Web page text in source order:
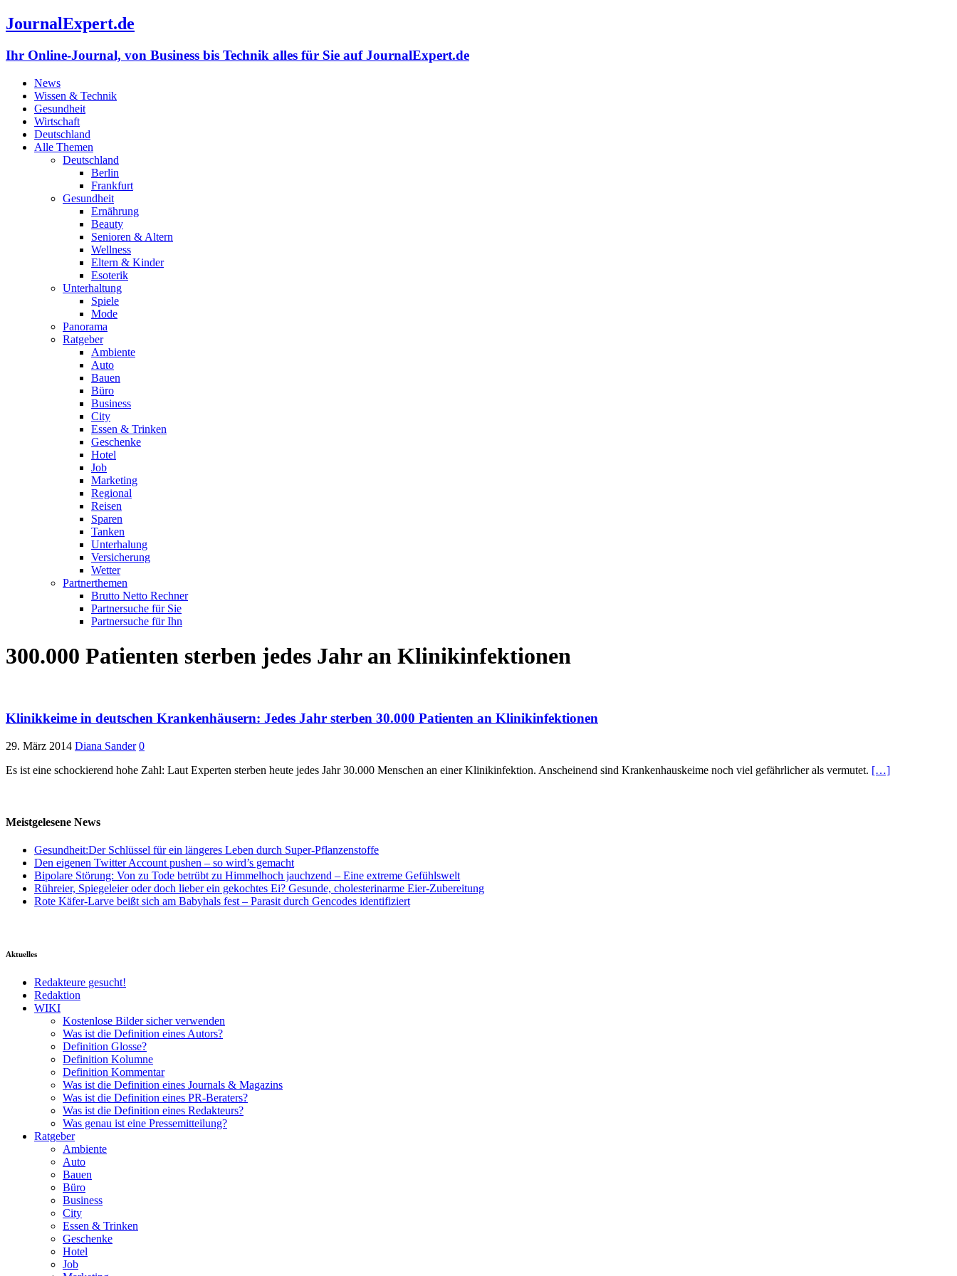
JournalExpert.de
Ihr Online-Journal, von Business bis Technik alles für Sie auf JournalExpert.de
News
Wissen & Technik
Gesundheit
Wirtschaft
Deutschland
Alle Themen
Deutschland
Berlin
Frankfurt
Gesundheit
Ernährung
Beauty
Senioren & Altern
Wellness
Eltern & Kinder
Esoterik
Unterhaltung
Spiele
Mode
Panorama
Ratgeber
Ambiente
Auto
Bauen
Büro
Business
City
Essen & Trinken
Geschenke
Hotel
Job
Marketing
Regional
Reisen
Sparen
Tanken
Unterhalung
Versicherung
Wetter
Partnerthemen
Brutto Netto Rechner
Partnersuche für Sie
Partnersuche für Ihn
300.000 Patienten sterben jedes Jahr an Klinikinfektionen
Klinikkeime in deutschen Krankenhäusern: Jedes Jahr sterben 30.000 Patienten an Klinikinfektionen
29. März 2014 Diana Sander 0
Es ist eine schockierend hohe Zahl: Laut Experten sterben heute jedes Jahr 30.000 Menschen an einer Klinikinfektion. Anscheinend sind Krankenhauskeime noch viel gefährlicher als vermutet. […]
Meistgelesene News
Gesundheit:Der Schlüssel für ein längeres Leben durch Super-Pflanzenstoffe
Den eigenen Twitter Account pushen – so wird’s gemacht
Bipolare Störung: Von zu Tode betrübt zu Himmelhoch jauchzend – Eine extreme Gefühlswelt
Rühreier, Spiegeleier oder doch lieber ein gekochtes Ei? Gesunde, cholesterinarme Eier-Zubereitung
Rote Käfer-Larve beißt sich am Babyhals fest – Parasit durch Gencodes identifiziert
Aktuelles
Redakteure gesucht!
Redaktion
WIKI
Kostenlose Bilder sicher verwenden
Was ist die Definition eines Autors?
Definition Glosse?
Definition Kolumne
Definition Kommentar
Was ist die Definition eines Journals & Magazins
Was ist die Definition eines PR-Beraters?
Was ist die Definition eines Redakteurs?
Was genau ist eine Pressemitteilung?
Ratgeber
Ambiente
Auto
Bauen
Büro
Business
City
Essen & Trinken
Geschenke
Hotel
Job